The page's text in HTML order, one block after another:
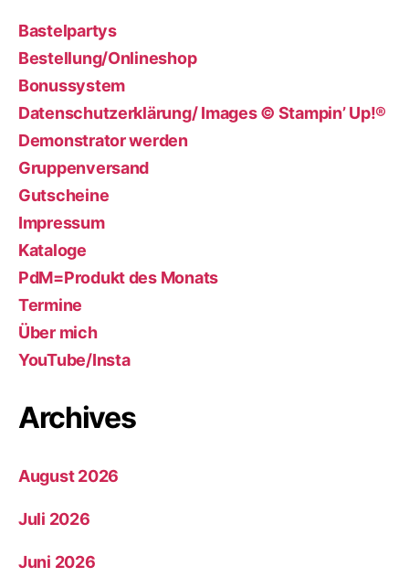
Bastelpartys
Bestellung/Onlineshop
Bonussystem
Datenschutzerklärung/ Images © Stampin’ Up!®
Demonstrator werden
Gruppenversand
Gutscheine
Impressum
Kataloge
PdM=Produkt des Monats
Termine
Über mich
YouTube/Insta
Archives
August 2026
Juli 2026
Juni 2026